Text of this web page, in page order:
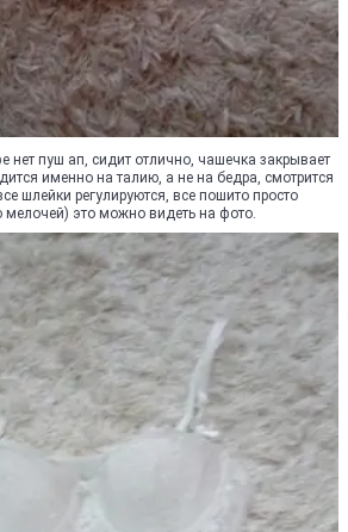
нет пуш ап, сидит отлично, чашечка закрывает
именно на талию, а не на бедра, смотрится
шлейки регулируются, все пошито просто
это можно видеть на фото.